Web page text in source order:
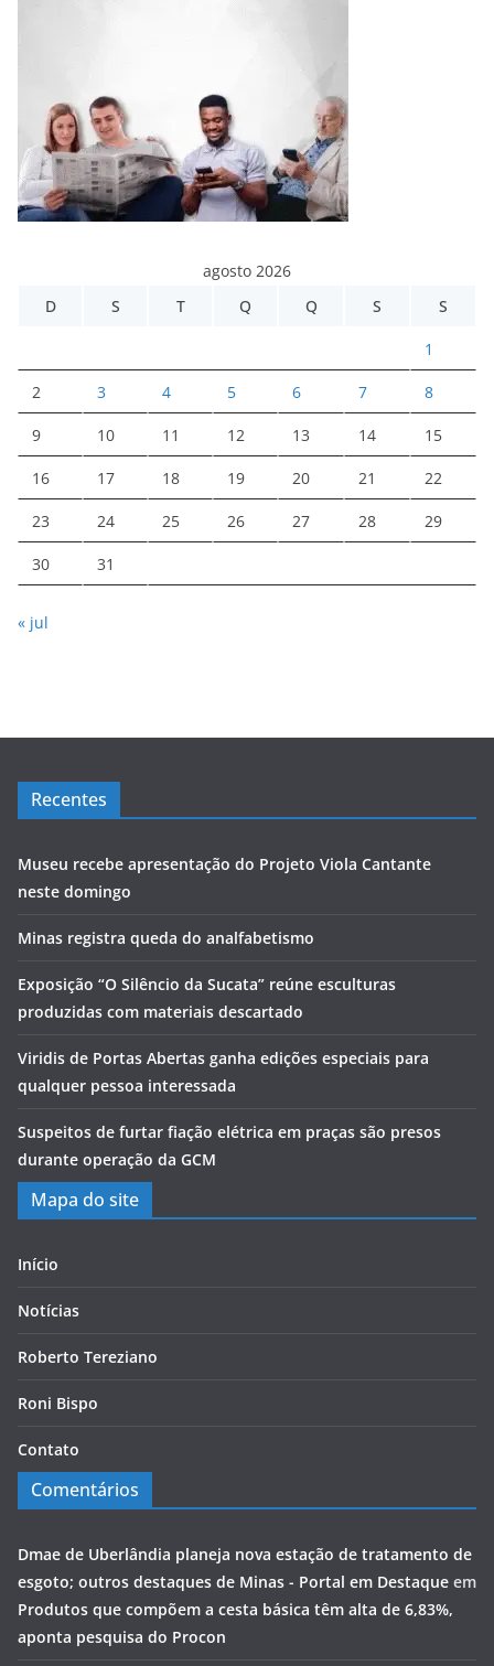
agosto 2026
D
S T Q Q S S
1
2 3 4 5 6 7 8
9 10 11 12 13 14 15
16 17 18 19 20 21 22
23 24 25 26 27 28 29
30 31
« jul
Recentes
Museu recebe apresentação do Projeto Viola Cantante
neste domingo
Minas registra queda do analfabetismo
Exposição “O Silêncio da Sucata” reúne esculturas
produzidas com materiais descartado
Viridis de Portas Abertas ganha edições especiais para
qualquer pessoa interessada
Suspeitos de furtar fiação elétrica em praças são presos
durante operação da GCM
Mapa do site
Início
Notícias
Roberto Tereziano
Roni Bispo
Contato
Comentários
Dmae de Uberlândia planeja nova estação de tratamento de
esgoto; outros destaques de Minas - Portal em Destaque em
Produtos que compõem a cesta básica têm alta de 6,83%,
aponta pesquisa do Procon